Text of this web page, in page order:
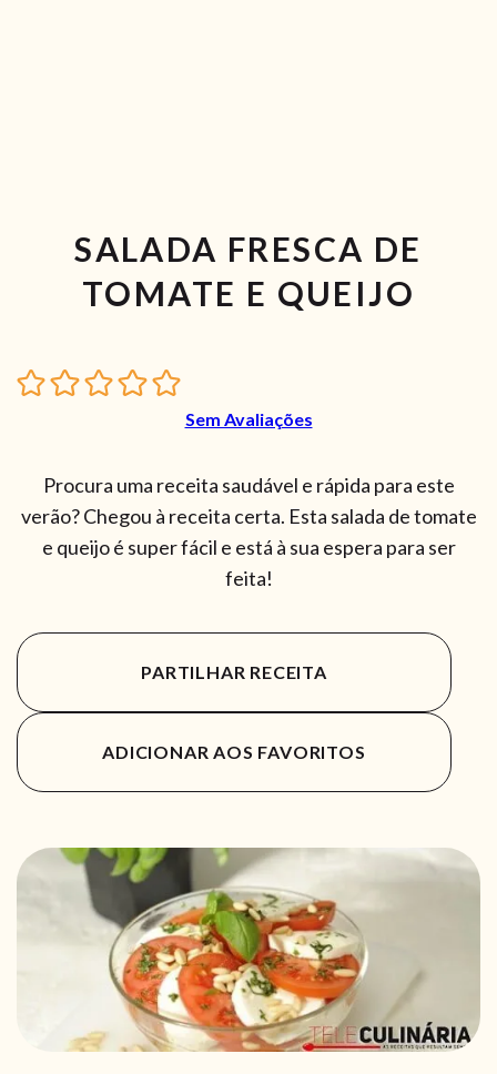
SALADA FRESCA DE
TOMATE E QUEIJO
Sem Avaliações
Procura uma receita saudável e rápida para este
verão? Chegou à receita certa. Esta salada de tomate
e queijo é super fácil e está à sua espera para ser
feita!
PARTILHAR RECEITA
ADICIONAR AOS FAVORITOS